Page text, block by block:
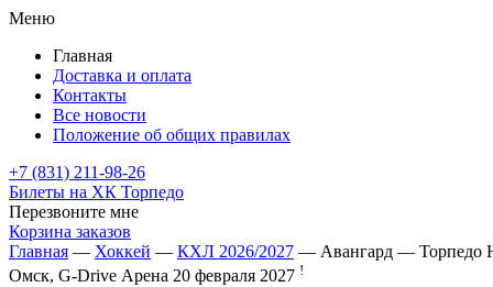
Меню
Главная
Доставка и оплата
Контакты
Все новости
Положение об общих правилах
+7 (831) 211-98-26
Билеты на ХК Торпедо
Перезвоните мне
Корзина заказов
Главная — Хоккей — КХЛ 2026/2027 — Авангард — Торпедо
Омск, G-Drive Арена 20 февраля 2027 !